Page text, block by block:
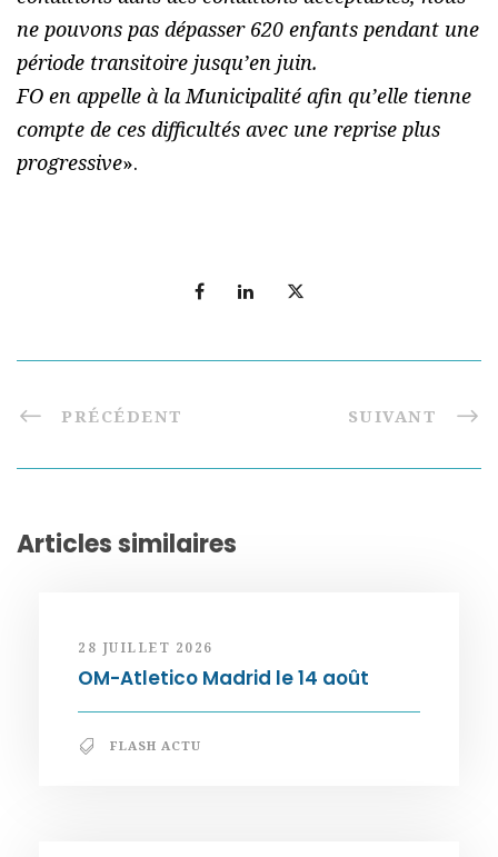
ne pouvons pas dépasser 620 enfants pendant une
période transitoire jusqu’en juin.
FO en appelle à la Municipalité afin qu’elle tienne
compte de ces difficultés avec une reprise plus
progressive».
PRÉCÉDENT SUIVANT
Articles similaires
28 JUILLET 2026
OM-Atletico Madrid le 14 août
FLASH ACTU